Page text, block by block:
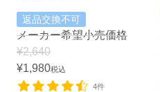
返品交換不可
メーカー希望小売価格
¥2,640
¥1,980税込
4件